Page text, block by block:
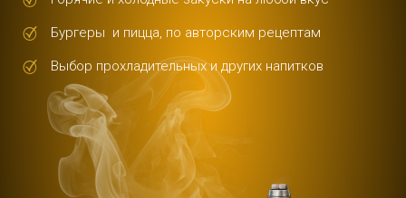
Бургеры и пицца, по авторским рецептам
Выбор прохладительных и других напитков